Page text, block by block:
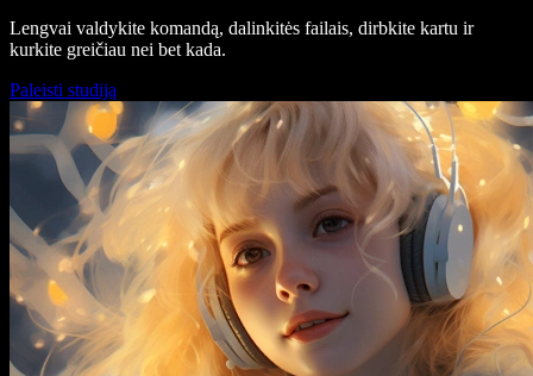
Lengvai valdykite komandą, dalinkitės failais, dirbkite kartu ir
kurkite greičiau nei bet kada.
Paleisti studiją